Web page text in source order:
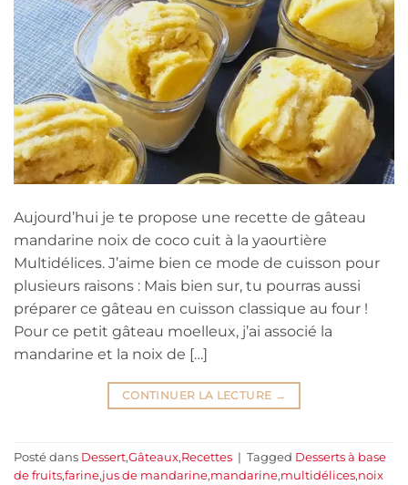
Aujourd’hui je te propose une recette de gâteau
mandarine noix de coco cuit à la yaourtière
Multidélices. J’aime bien ce mode de cuisson pour
plusieurs raisons : Mais bien sur, tu pourras aussi
préparer ce gâteau en cuisson classique au four !
Pour ce petit gâteau moelleux, j’ai associé la
mandarine et la noix de […]
CONTINUER LA LECTURE →
Posté dans Dessert,Gâteaux,Recettes | Tagged Desserts à base
de fruits,farine,jus de mandarine,mandarine,multidélices,noix